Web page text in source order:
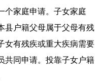
个家庭申请。子女家庭
县户籍父母属于父母有残
女有残疾或重大疾病需要
共同申请。投靠子女户籍